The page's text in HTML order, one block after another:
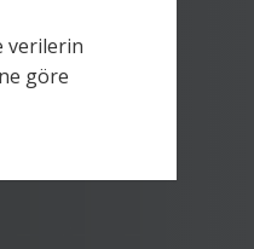
verilerin
göre